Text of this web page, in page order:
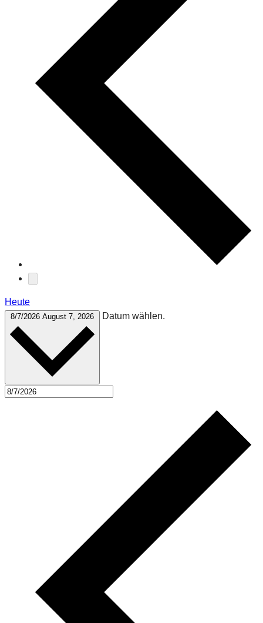
Heute
8/7/2026 August 7, 2026 Datum wählen.